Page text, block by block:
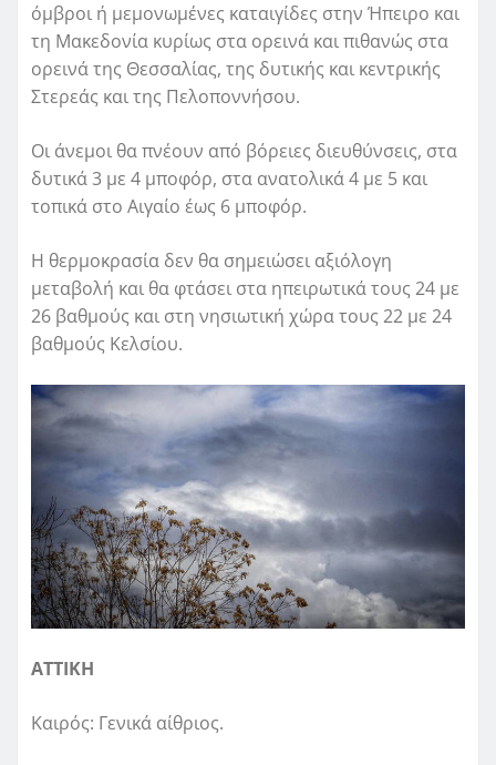
όμβροι ή μεμονωμένες καταιγίδες στην Ήπειρο και
τη Μακεδονία κυρίως στα ορεινά και πιθανώς στα
ορεινά της Θεσσαλίας, της δυτικής και κεντρικής
Στερεάς και της Πελοποννήσου.
Οι άνεμοι θα πνέουν από βόρειες διευθύνσεις, στα
δυτικά 3 με 4 μποφόρ, στα ανατολικά 4 με 5 και
τοπικά στο Αιγαίο έως 6 μποφόρ.
Η θερμοκρασία δεν θα σημειώσει αξιόλογη
μεταβολή και θα φτάσει στα ηπειρωτικά τους 24 με
26 βαθμούς και στη νησιωτική χώρα τους 22 με 24
βαθμούς Κελσίου.
ΑΤΤΙΚΗ
Καιρός: Γενικά αίθριος.